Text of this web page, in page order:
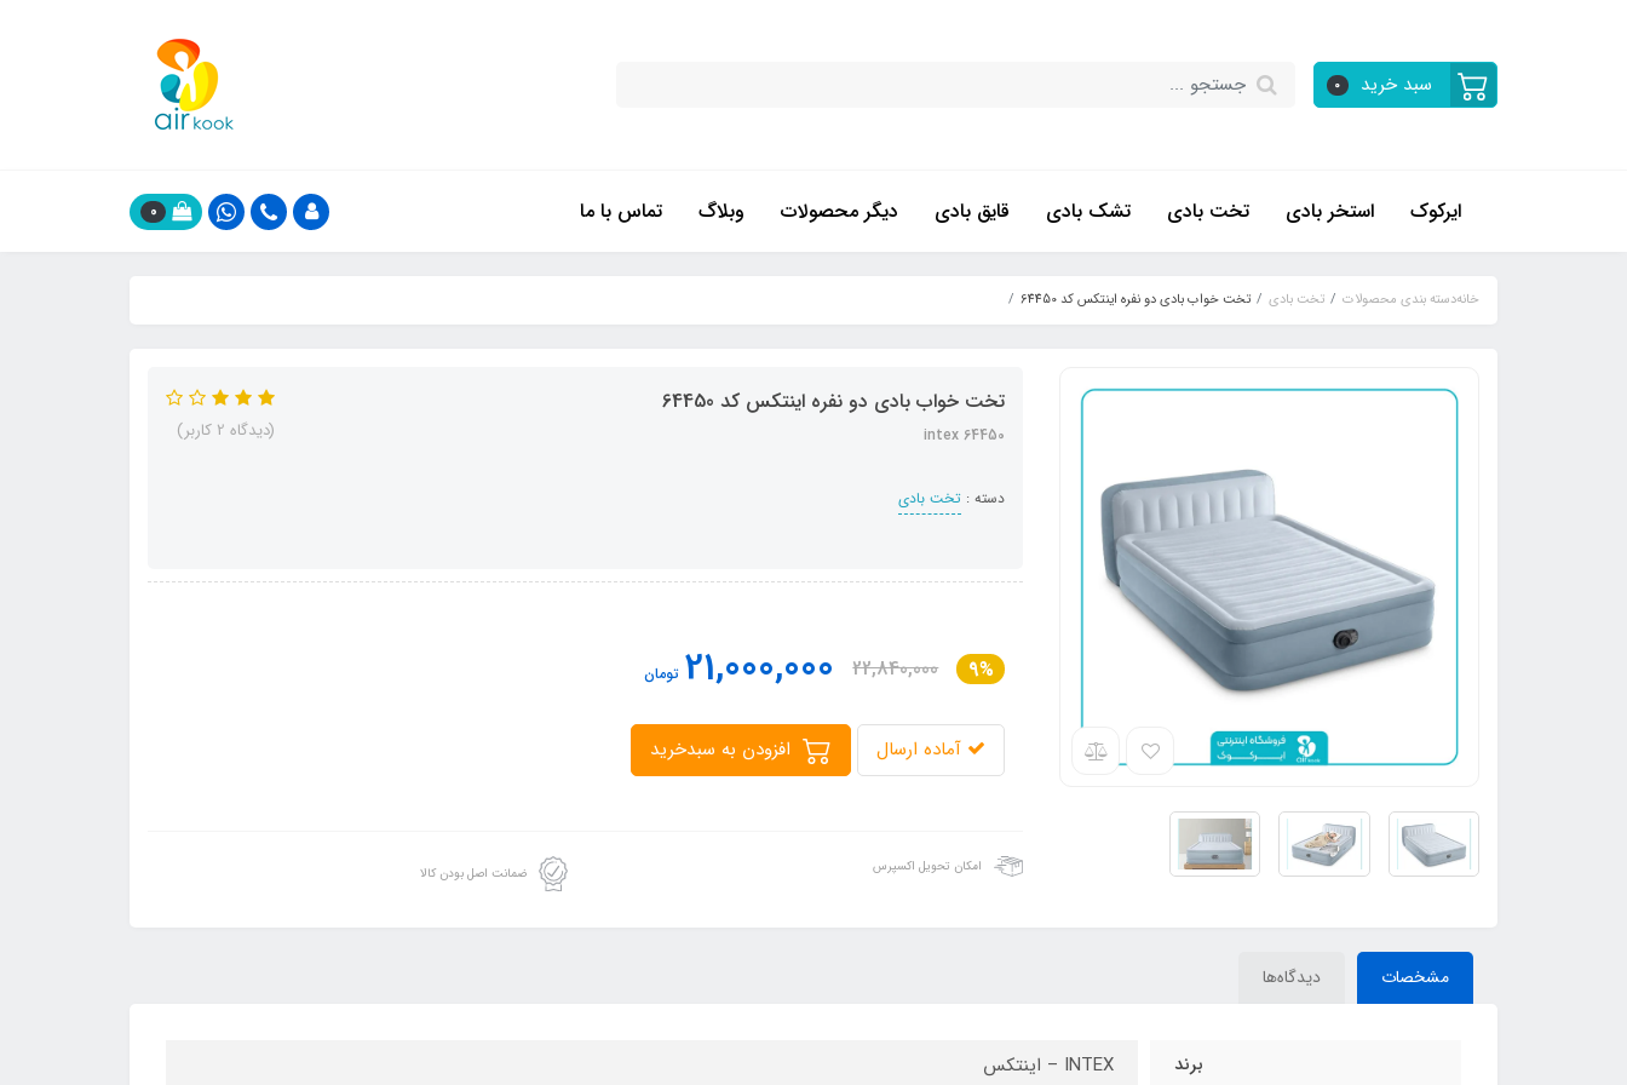
سبد خرید 0
ایرکوک استخر بادی تخت بادی تشک بادی قایق بادی دیگر محصولات وبلاگ تماس با ما 0
خانهدسته بندی محصولات تخت بادی تخت خواب بادی دو نفره اینتکس کد 64450
تخت خواب بادی دو نفره اینتکس کد 64450
intex 64450
دسته : تخت بادی
(دیدگاه 2 کاربر)
9%
22,840,000
21,000,000 تومان
آماده ارسال
امکان تحویل اکسپرس ضمانت اصل بودن کالا
مشخصات دیدگاه‌ها
برند INTEX – اینتکس